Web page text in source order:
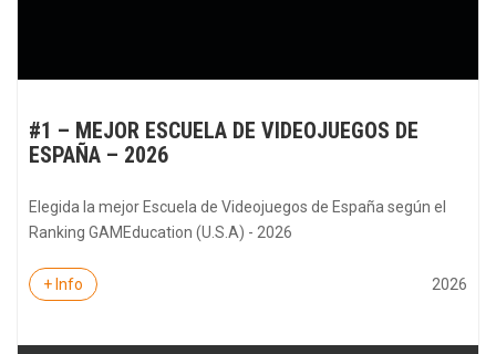
#1 – MEJOR ESCUELA DE VIDEOJUEGOS DE
ESPAÑA – 2026
Elegida la mejor Escuela de Videojuegos de España según el
Ranking GAMEducation (U.S.A) - 2026
+ Info 2026